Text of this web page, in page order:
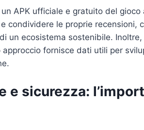
APK ufficiale e gratuito del
condividere le proprie recensioni,
un ecosistema sostenibile.
fornisce dati utili per
e sicurezza: